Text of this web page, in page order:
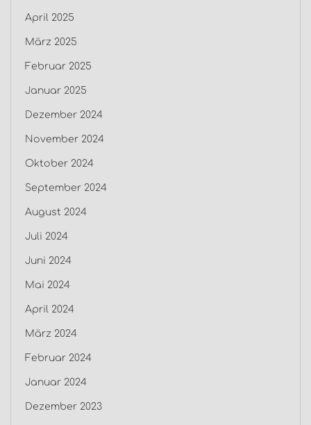
April 2025
März 2025
Februar 2025
Januar 2025
Dezember 2024
November 2024
Oktober 2024
September 2024
August 2024
Juli 2024
Juni 2024
Mai 2024
April 2024
März 2024
Februar 2024
Januar 2024
Dezember 2023